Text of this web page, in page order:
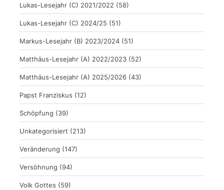
Lukas-Lesejahr (C) 2021/2022 (58)
Lukas-Lesejahr (C) 2024/25 (51)
Markus-Lesejahr (B) 2023/2024 (51)
Matthäus-Lesejahr (A) 2022/2023 (52)
Matthäus-Lesejahr (A) 2025/2026 (43)
Papst Franziskus (12)
Schöpfung (39)
Unkategorisiert (213)
Veränderung (147)
Versöhnung (94)
Volk Gottes (59)